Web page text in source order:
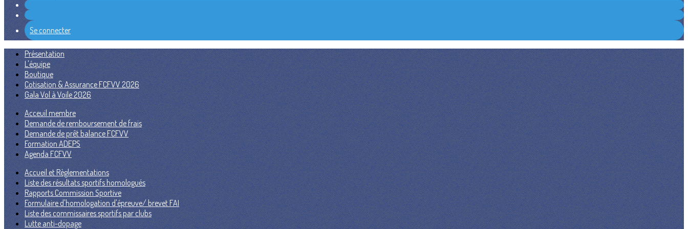
Se connecter
Présentation
L'équipe
Boutique
Cotisation & Assurance FCFVV 2026
Gala Vol à Voile 2026
Acceuil membre
Demande de remboursement de frais
Demande de prêt balance FCFVV
Formation ADEPS
Agenda FCFVV
Accueil et Règlementations
Liste des résultats sportifs homologués
Rapports Commission Sportive
Formulaire d'homologation d'épreuve/ brevet FAI
Liste des commissaires sportifs par clubs
Lutte anti-dopage